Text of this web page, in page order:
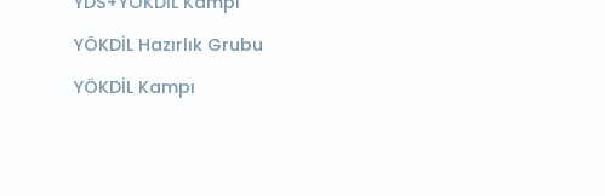
YÖKDİL Hazırlık Grubu
YÖKDİL Kampı